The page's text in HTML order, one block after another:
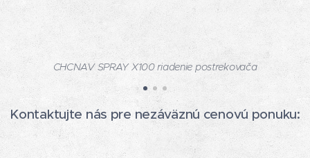
CHCNAV SPRAY X100 riadenie postrekovača
Kontaktujte nás pre nezáväznú cenovú ponuku: